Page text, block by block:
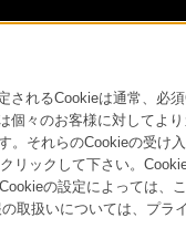
されるCookieは通常、必
個々のお客様に対してより
。それらのCookieの受け
リックして下さい。
の設定によっては、
取扱いについては、プラ